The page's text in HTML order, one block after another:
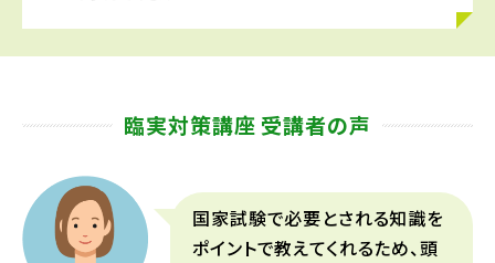
臨実対策講座 受講者の声
国家試験で必要とされる知識を
ポイントで教えてくれるため、頭